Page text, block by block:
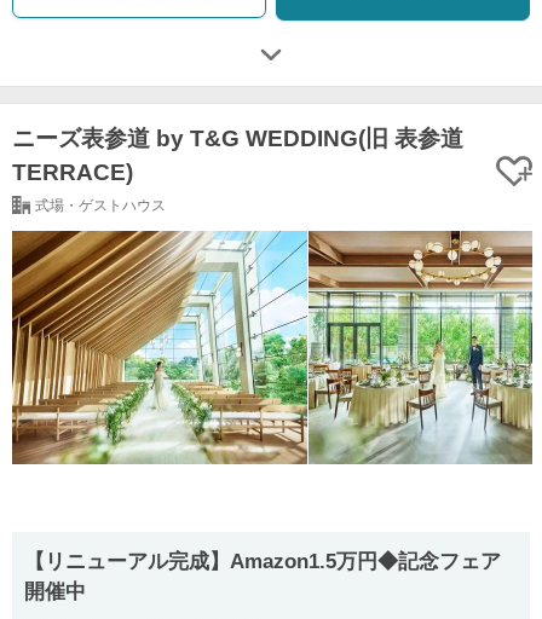
ニーズ表参道 by T&G WEDDING(旧 表参道
TERRACE)
式場・ゲストハウス
【リニューアル完成】Amazon1.5万円◆記念フェア
開催中